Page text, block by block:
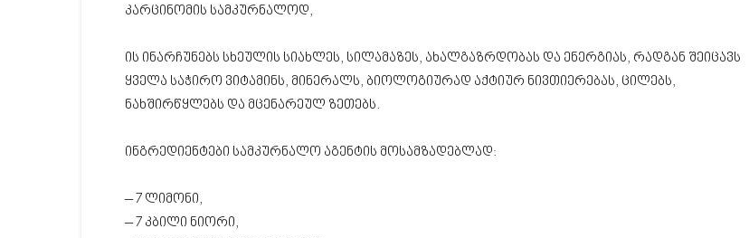
კარცინომის სამკურნალოდ,
ის ინარჩუნებს სხეულის სიახლეს, სილამაზეს, ახალგაზრდობას და ენერგიას, რადგან შეიცავს
ყველა საჭირო ვიტამინს, მინერალს, ბიოლოგიურად აქტიურ ნივთიერებას, ცილებს,
ნახშირწყლებს და მცენარეულ ზეთებს.
ინგრედიენტები სამკურნალო აგენტის მოსამზადებლად:
– 7 ლიმონი,
– 7 კბილი ნიორი,